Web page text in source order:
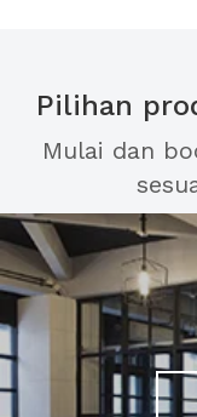
Pilihan
Mulai dan